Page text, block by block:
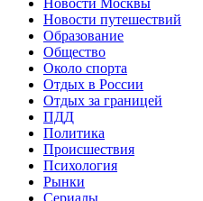
Новости путешествий
Образование
Общество
Около спорта
Отдых в России
Отдых за границей
ПДД
Политика
Происшествия
Психология
Рынки
Сериалы